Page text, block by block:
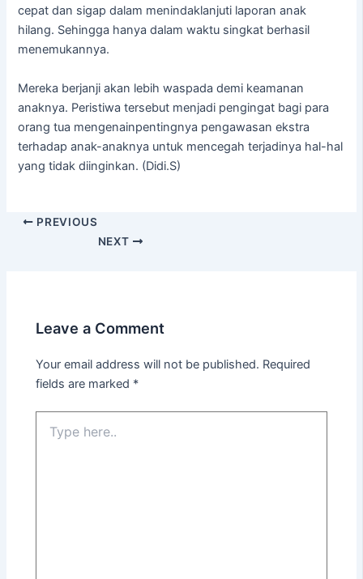
cepat dan sigap dalam menindaklanjuti laporan anak
hilang. Sehingga hanya dalam waktu singkat berhasil
menemukannya.
Mereka berjanji akan lebih waspada demi keamanan
anaknya. Peristiwa tersebut menjadi pengingat bagi para
orang tua mengenainpentingnya pengawasan ekstra
terhadap anak-anaknya untuk mencegah terjadinya hal-hal
yang tidak diinginkan. (Didi.S)
PREVIOUS
NEXT
Leave a Comment
Your email address will not be published. Required
fields are marked *
here..